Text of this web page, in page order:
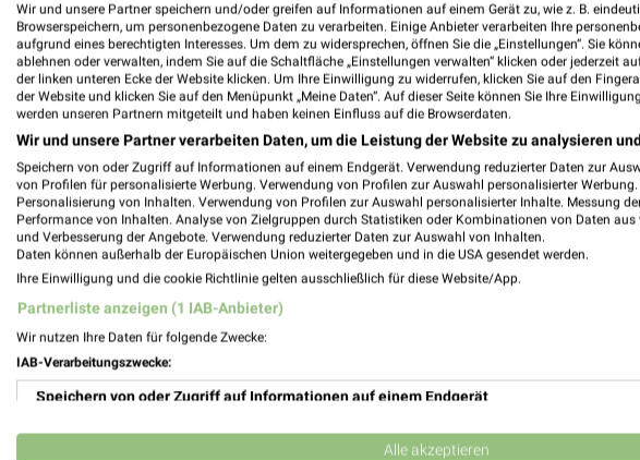
ÖPNV ANZEIGEN LADESÄULEN ANZEIGEN
Wir und unsere Partner speichern und/oder greifen auf Informationen auf einem Gerät zu, wie z. B.
Browserspeichern, um personenbezogene Daten zu verarbeiten. Einige Anbieter verarbeiten Ihre
aufgrund eines berechtigten Interesses. Um dem zu widersprechen, öffnen Sie die „Einstellungen“. Sie
ablehnen oder verwalten, indem Sie auf die Schaltfläche „Einstellungen verwalten“ klicken oder jederzeit
der linken unteren Ecke der Website klicken. Um Ihre Einwilligung zu widerrufen, klicken Sie auf den
der Website und klicken Sie auf den Menüpunkt „Meine Daten“. Auf dieser Seite können Sie Ihre
werden unseren Partnern mitgeteilt und haben keinen Einfluss auf die Browserdaten.
Wir und unsere Partner verarbeiten Daten, um die Leistung der Website zu analysieren
Speichern von oder Zugriff auf Informationen auf einem Endgerät. Verwendung reduzierter Daten zur
von Profilen für personalisierte Werbung. Verwendung von Profilen zur Auswahl personalisierter
Personalisierung von Inhalten. Verwendung von Profilen zur Auswahl personalisierter Inhalte. Messung
Performance von Inhalten. Analyse von Zielgruppen durch Statistiken oder Kombinationen von Daten aus
und Verbesserung der Angebote. Verwendung reduzierter Daten zur Auswahl von Inhalten.
Daten können außerhalb der Europäischen Union weitergegeben und in die USA gesendet werden.
Ihre Einwilligung und die cookie Richtlinie gelten ausschließlich für diese Website/App.
Partnerliste anzeigen (1 IAB-Anbieter)
Wir nutzen Ihre Daten für folgende Zwecke:
IAB-Verarbeitungszwecke:
Speichern von oder Zugriff auf Informationen auf einem Endgerät
Verwendung reduzierter Daten zur Auswahl von Werbeanzeigen
Alle akzeptieren